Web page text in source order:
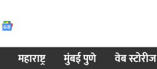
महाराष्ट्र मुंबई पुणे वेब स्टोरीज